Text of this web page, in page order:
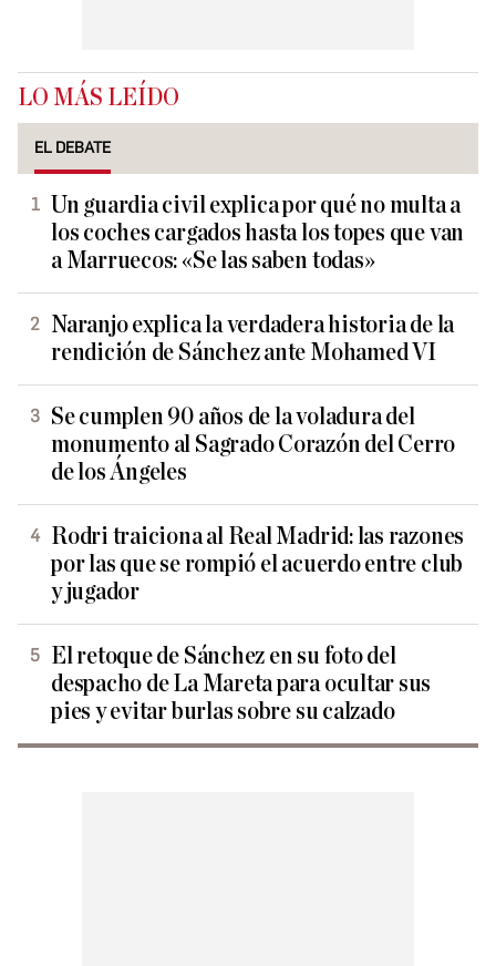
LO MÁS LEÍDO
EL DEBATE
Un guardia civil explica por qué no multa a
los coches cargados hasta los topes que van
a Marruecos: «Se las saben todas»
Naranjo explica la verdadera historia de la
rendición de Sánchez ante Mohamed VI
Se cumplen 90 años de la voladura del
monumento al Sagrado Corazón del Cerro
de los Ángeles
Rodri traiciona al Real Madrid: las razones
por las que se rompió el acuerdo entre club
y jugador
El retoque de Sánchez en su foto del
despacho de La Mareta para ocultar sus
pies y evitar burlas sobre su calzado